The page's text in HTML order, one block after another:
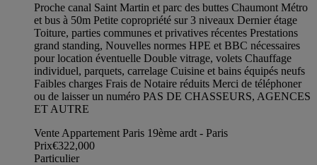
Proche canal Saint Martin et parc des buttes Chaumont Métro
et bus à 50m Petite copropriété sur 3 niveaux Dernier étage
Toiture, parties communes et privatives récentes Prestations
grand standing, Nouvelles normes HPE et BBC nécessaires
pour location éventuelle Double vitrage, volets Chauffage
individuel, parquets, carrelage Cuisine et bains équipés neufs
Faibles charges Frais de Notaire réduits Merci de téléphoner
ou de laisser un numéro PAS DE CHASSEURS, AGENCES
ET AUTRE
Vente Appartement Paris 19ème ardt - Paris
Prix€322,000
Particulier